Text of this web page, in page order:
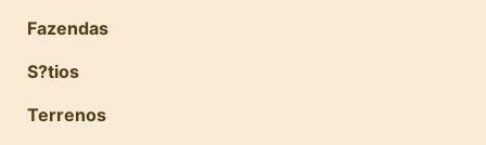
Fazendas
S?tios
Terrenos